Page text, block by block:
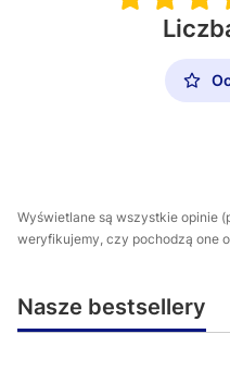
Wyświetlane są wszystkie opinie
weryfikujemy, czy pochodzą one
Nasze bestsellery